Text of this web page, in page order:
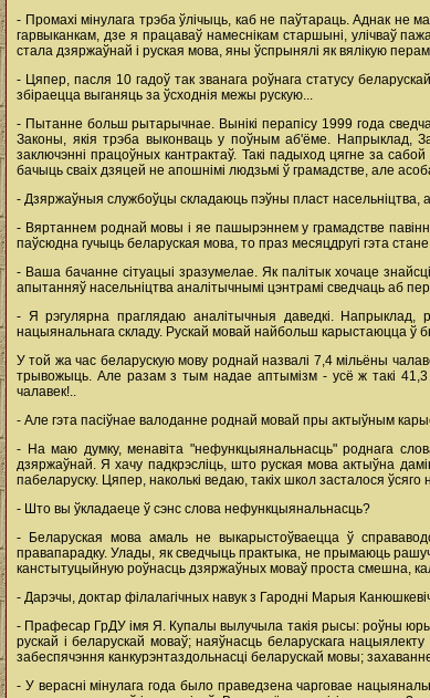
- Промахі мінулага трэба ўлічыць, каб не паўтараць. Аднак не
гарвыканкам, дзе я працаваў намеснікам старшыні, улічваў
стала дзяржаўнай і руская мова, яны ўспрынялі як вялікую
- Цяпер, пасля 10 гадоў так званага роўнага статусу
збіраецца выганяць за ўсходнія межы рускую...
- Пытанне больш рытарычнае. Вынікі перапісу 1999 года
Законы, якія трэба выконваць у поўным аб'ёме. Напрыклад,
заключэнні працоўных кантрактаў. Такі падыход цягне за
бачыць сваіх дзяцей не апошнімі людзьмі ў грамадстве, але
- Дзяржаўныя службоўцы складаюць пэўны пласт насельніцтва,
- Вяртаннем роднай мовы і яе пашырэннем у грамадстве
паўсюдна гучыць беларуская мова, то праз месяцдругі гэта
- Ваша бачанне сітуацыі зразумелае. Як палітык хочаце
апытанняў насельніцтва аналітычнымі цэнтрамі сведчаць аб
- Я рэгулярна праглядаю аналітычныя даведкі. Напрыклад,
нацыянальнага складу. Рускай мовай найбольш карыстаюцца
У той жа час беларускую мову роднай назвалі 7,4 мільёны
трывожыць. Але разам з тым надае аптымізм - усё ж такі
чалавек!..
- Але гэта пасіўнае валоданне роднай мовай пры актыўным
- На маю думку, менавіта "нефункцыянальнасць" роднага
дзяржаўнай. Я хачу падкрэсліць, што руская мова актыўна
пабеларуску. Цяпер, наколькі ведаю, такіх школ засталося ўсяго
- Што вы ўкладаеце ў сэнс слова нефункцыянальнасць?
- Беларуская мова амаль не выкарыстоўваецца ў
правапарадку. Улады, як сведчыць практыка, не прымаюць
канстытуцыйную роўнасць дзяржаўных моваў проста смешна,
- Дарэчы, доктар філалагічных навук з Гародні Марыя
- Прафесар ГрДУ імя Я. Купалы вылучыла такія рысы: роўны
рускай і беларускай моваў; наяўнасць беларускага
забеспячэння канкурэнтаздольнасці беларускай мовы;
- У верасні мінулага года было праведзена чарговае